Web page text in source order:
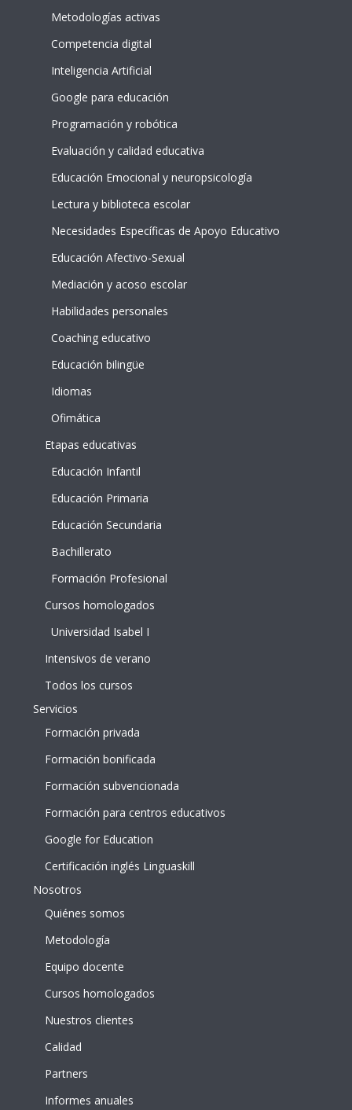
Metodologías activas
Competencia digital
Inteligencia Artificial
Google para educación
Programación y robótica
Evaluación y calidad educativa
Educación Emocional y neuropsicología
Lectura y biblioteca escolar
Necesidades Específicas de Apoyo Educativo
Educación Afectivo-Sexual
Mediación y acoso escolar
Habilidades personales
Coaching educativo
Educación bilingüe
Idiomas
Ofimática
Etapas educativas
Educación Infantil
Educación Primaria
Educación Secundaria
Bachillerato
Formación Profesional
Cursos homologados
Universidad Isabel I
Intensivos de verano
Todos los cursos
Servicios
Formación privada
Formación bonificada
Formación subvencionada
Formación para centros educativos
Google for Education
Certificación inglés Linguaskill
Nosotros
Quiénes somos
Metodología
Equipo docente
Cursos homologados
Nuestros clientes
Calidad
Partners
Informes anuales